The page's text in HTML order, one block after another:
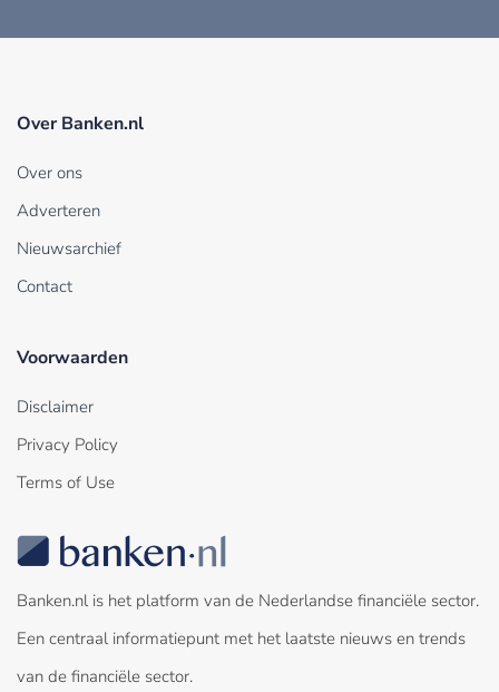
Over Banken.nl
Over ons
Adverteren
Nieuwsarchief
Contact
Voorwaarden
Disclaimer
Privacy Policy
Terms of Use
Banken.nl is het platform van de Nederlandse financiële sector.
Een centraal informatiepunt met het laatste nieuws en trends
van de financiële sector.